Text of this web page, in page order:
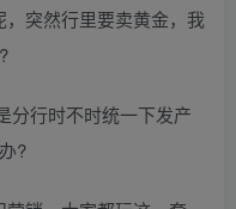
突然行里要卖黄金，我
分行时不时统一下发产
?